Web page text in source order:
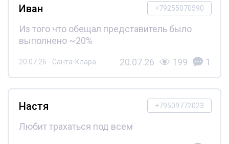
+79255070590
Иван
Из того что обещал представитель было
выполнено ~20%
20.07.26 - Санта-Клара 20.07.26 199 1
+79509772023
Настя
Любит трахаться под всем